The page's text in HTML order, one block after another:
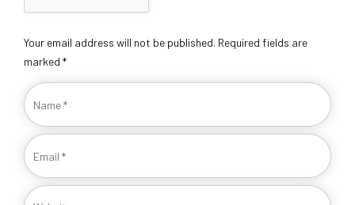
Your email address will not be published. Required fields are
marked *